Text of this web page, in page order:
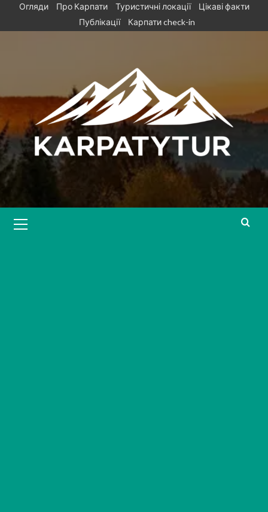
Огляди Про Карпати Туристичні локації
Цікаві факти
Публікації
Карпати check-in
Menu